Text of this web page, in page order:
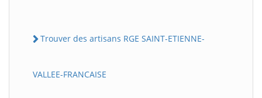
Trouver des artisans RGE SAINT-ETIENNE-
VALLEE-FRANCAISE